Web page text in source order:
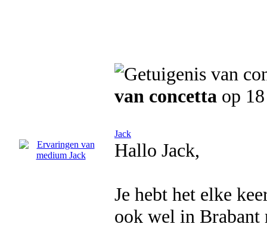
van concetta op
Jack
Hallo Jack,
Je hebt het elke
ook wel in Brabant